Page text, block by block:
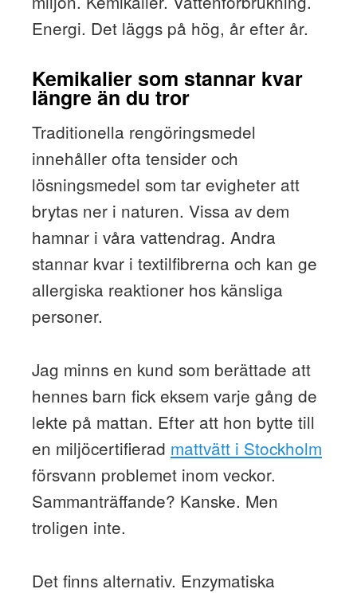
Energi. Det läggs på hög, år efter år.
Kemikalier som stannar kvar
längre än du tror
Traditionella rengöringsmedel
innehåller ofta tensider och
lösningsmedel som tar evigheter att
brytas ner i naturen. Vissa av dem
hamnar i våra vattendrag. Andra
stannar kvar i textilfibrerna och kan ge
allergiska reaktioner hos känsliga
personer.
Jag minns en kund som berättade att
hennes barn fick eksem varje gång de
lekte på mattan. Efter att hon bytte till
en miljöcertifierad mattvätt i Stockholm
försvann problemet inom veckor.
Sammanträffande? Kanske. Men
troligen inte.
Det finns alternativ. Enzymatiska